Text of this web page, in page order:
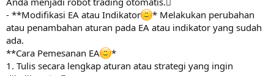
- **Modifikasi EA atau Indikator
* Melakukan perubahan
atau penambahan aturan pada EA atau indikator yang sudah
ada.
**Cara Pemesanan EA
*
1. Tulis secara lengkap aturan atau strategi yang ingin